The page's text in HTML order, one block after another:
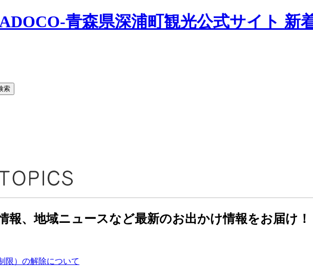
青森県深浦町観光公式サイト 新
報、地域ニュースなど最新のお出かけ情報をお届け！
限）の解除について